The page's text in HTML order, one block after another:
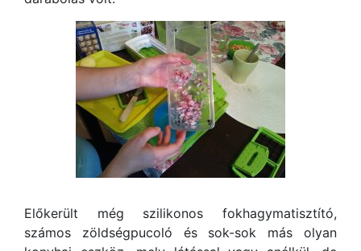
Előkerült még szilikonos fokhagymatisztító,
számos zöldségpucoló és sok-sok más olyan